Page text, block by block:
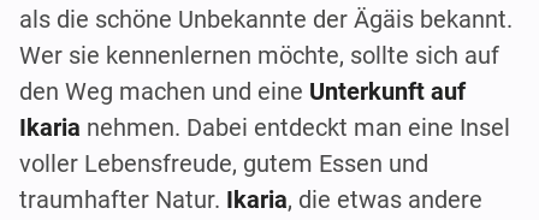
als die schöne Unbekannte der Ägäis bekannt.
Wer sie kennenlernen möchte, sollte sich auf
den Weg machen und eine Unterkunft auf
Ikaria nehmen. Dabei entdeckt man eine Insel
voller Lebensfreude, gutem Essen und
traumhafter Natur. Ikaria, die etwas andere